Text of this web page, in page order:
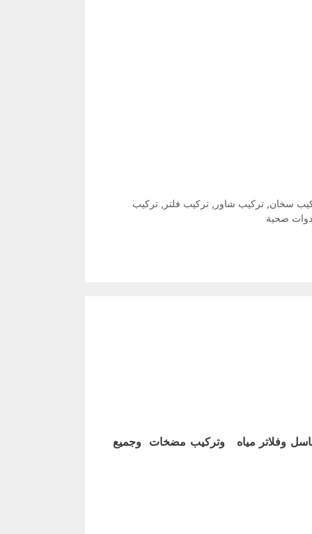
سخان, تركيب شاور , تركيب فلتر , تركيب
صحية
وفلاتر مياه وتركيب مضخات وجميع